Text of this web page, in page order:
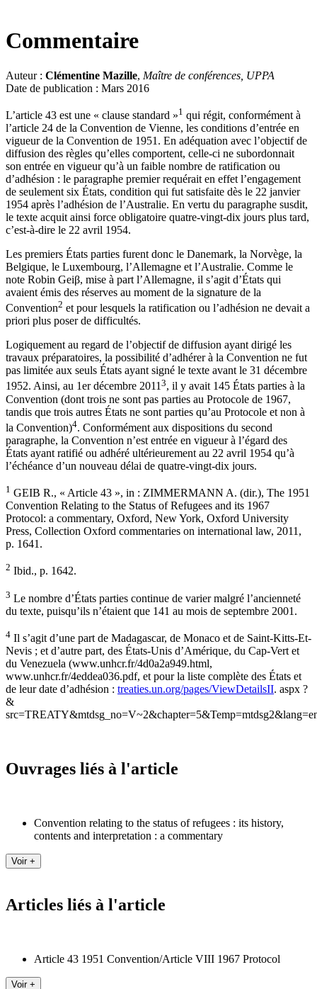
Commentaire
Auteur : Clémentine Mazille, Maître de conférences, UPPA
Date de publication : Mars 2016
L’article 43 est une « clause standard »1 qui régit, conformément à
l’article 24 de la Convention de Vienne, les conditions d’entrée en
vigueur de la Convention de 1951. En adéquation avec l’objectif de
diffusion des règles qu’elles comportent, celle-ci ne subordonnait
son entrée en vigueur qu’à un faible nombre de ratification ou
d’adhésion : le paragraphe premier requérait en effet l’engagement
de seulement six États, condition qui fut satisfaite dès le 22 janvier
1954 après l’adhésion de l’Australie. En vertu du paragraphe susdit,
le texte acquit ainsi force obligatoire quatre-vingt-dix jours plus tard,
c’est-à-dire le 22 avril 1954.
Les premiers États parties furent donc le Danemark, la Norvège, la
Belgique, le Luxembourg, l’Allemagne et l’Australie. Comme le
note Robin Geiβ, mise à part l’Allemagne, il s’agit d’États qui
avaient émis des réserves au moment de la signature de la
Convention2 et pour lesquels la ratification ou l’adhésion ne devait a
priori plus poser de difficultés.
Logiquement au regard de l’objectif de diffusion ayant dirigé les
travaux préparatoires, la possibilité d’adhérer à la Convention ne fut
pas limitée aux seuls États ayant signé le texte avant le 31 décembre
1952. Ainsi, au 1er décembre 20113, il y avait 145 États parties à la
Convention (dont trois ne sont pas parties au Protocole de 1967,
tandis que trois autres États ne sont parties qu’au Protocole et non à
la Convention)4. Conformément aux dispositions du second
paragraphe, la Convention n’est entrée en vigueur à l’égard des
États ayant ratifié ou adhéré ultérieurement au 22 avril 1954 qu’à
l’échéance d’un nouveau délai de quatre-vingt-dix jours.
1 GEIΒ R., « Article 43 », in : ZIMMERMANN A. (dir.), The 1951
Convention Relating to the Status of Refugees and its 1967
Protocol: a commentary, Oxford, New York, Oxford University
Press, Collection Oxford commentaries on international law, 2011,
p. 1641.
2 Ibid., p. 1642.
3 Le nombre d’États parties continue de varier malgré l’ancienneté
du texte, puisqu’ils n’étaient que 141 au mois de septembre 2001.
4 Il s’agit d’une part de Madagascar, de Monaco et de Saint-Kitts-Et-
Nevis ; et d’autre part, des États-Unis d’Amérique, du Cap-Vert et
du Venezuela (www.unhcr.fr/4d0a2a949.html,
www.unhcr.fr/4eddea036.pdf, et pour la liste complète des États et
de leur date d’adhésion : treaties.un.org/pages/ViewDetailsII. aspx ?
&
Ouvrages liés à l'article
Convention relating to the status of refugees : its history,
contents and interpretation : a commentary
Articles liés à l'article
Article 43 1951 Convention/Article VIII 1967 Protocol